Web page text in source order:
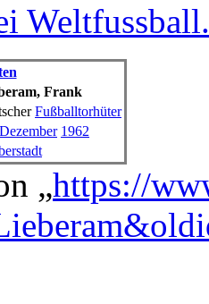
Frank
Fußballtorhüter
1962
„https://